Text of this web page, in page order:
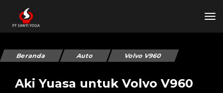
Beranda Auto Volvo V960
Aki Yuasa untuk Volvo V960